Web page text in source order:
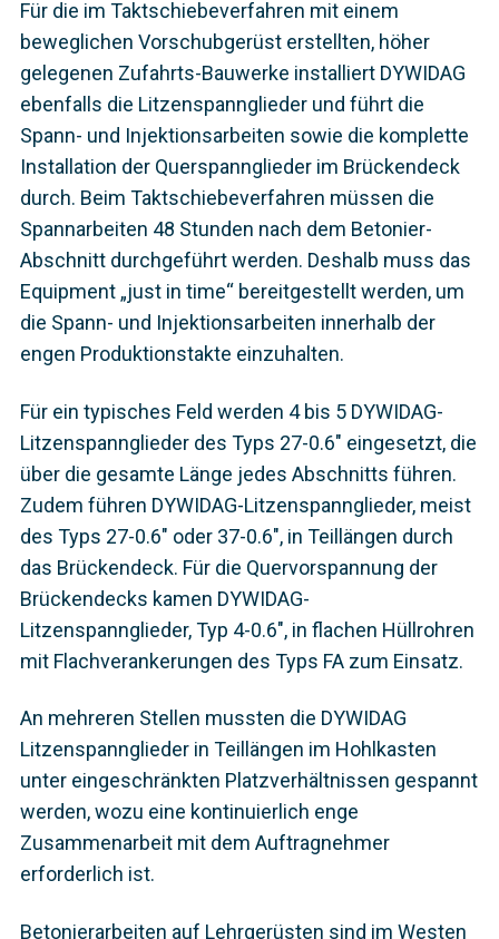
Für die im Taktschiebeverfahren mit einem
beweglichen Vorschubgerüst erstellten, höher
gelegenen Zufahrts-Bauwerke installiert DYWIDAG
ebenfalls die Litzenspannglieder und führt die
Spann- und Injektionsarbeiten sowie die komplette
Installation der Querspannglieder im Brückendeck
durch. Beim Taktschiebeverfahren müssen die
Spannarbeiten 48 Stunden nach dem Betonier-
Abschnitt durchgeführt werden. Deshalb muss das
Equipment „just in time“ bereitgestellt werden, um
die Spann- und Injektionsarbeiten innerhalb der
engen Produktionstakte einzuhalten.
Für ein typisches Feld werden 4 bis 5 DYWIDAG-
Litzenspannglieder des Typs 27-0.6" eingesetzt, die
über die gesamte Länge jedes Abschnitts führen.
Zudem führen DYWIDAG-Litzenspannglieder, meist
des Typs 27-0.6" oder 37-0.6", in Teillängen durch
das Brückendeck. Für die Quervorspannung der
Brückendecks kamen DYWIDAG-
Litzenspannglieder, Typ 4-0.6", in flachen Hüllrohren
mit Flachverankerungen des Typs FA zum Einsatz.
An mehreren Stellen mussten die DYWIDAG
Litzenspannglieder in Teillängen im Hohlkasten
unter eingeschränkten Platzverhältnissen gespannt
werden, wozu eine kontinuierlich enge
Zusammenarbeit mit dem Auftragnehmer
erforderlich ist.
Betonierarbeiten auf Lehrgerüsten sind im Westen